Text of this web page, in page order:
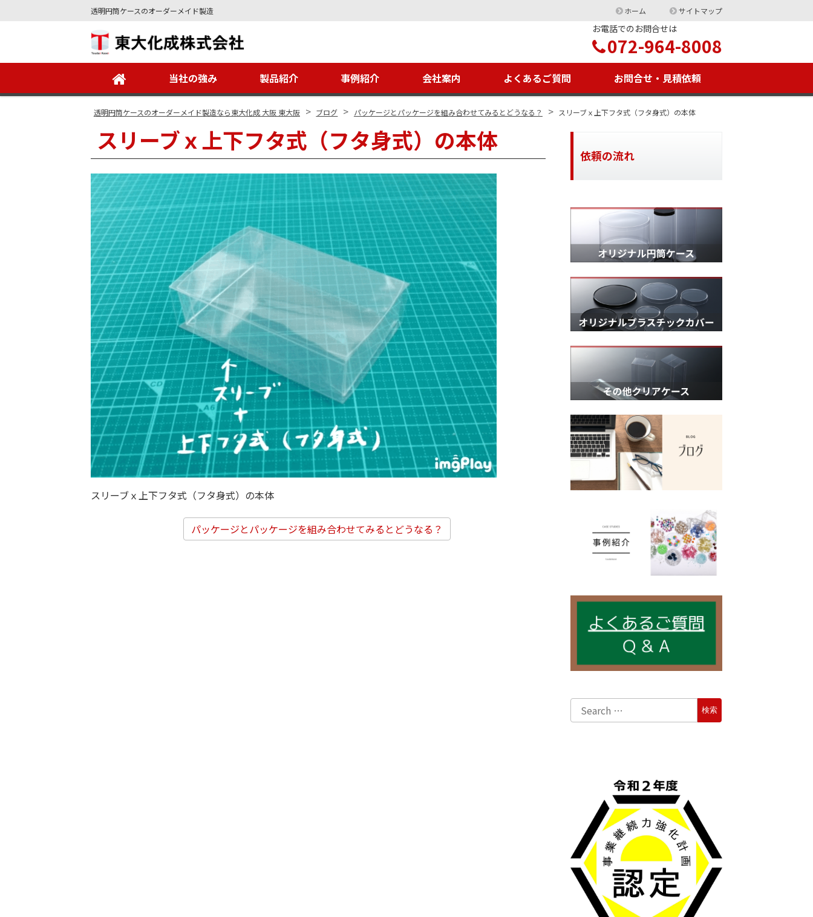
透明円筒ケースのオーダーメイド製造 ホーム サイトマップ
お電話でのお問合せは
072-964-8008
当社の強み 製品紹介 事例紹介 会社案内 よくあるご質問 お問合せ・見積依頼
透明円筒ケースのオーダーメイド製造なら東大化成 大阪 東大阪 > ブログ > パッケージとパッケージを組み合わせてみるとどうなる？ > スリーブｘ上下フタ式（フタ身式）の本体
スリーブｘ上下フタ式（フタ身式）の本体
スリーブｘ上下フタ式（フタ身式）の本体
パッケージとパッケージを組み合わせてみるとどうなる？
依頼の流れ